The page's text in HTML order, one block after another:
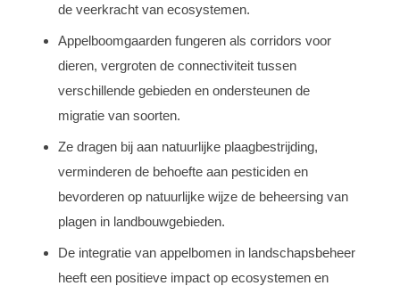
de veerkracht van ecosystemen.
Appelboomgaarden fungeren als corridors voor
dieren, vergroten de connectiviteit tussen
verschillende gebieden en ondersteunen de
migratie van soorten.
Ze dragen bij aan natuurlijke plaagbestrijding,
verminderen de behoefte aan pesticiden en
bevorderen op natuurlijke wijze de beheersing van
plagen in landbouwgebieden.
De integratie van appelbomen in landschapsbeheer
heeft een positieve impact op ecosystemen en